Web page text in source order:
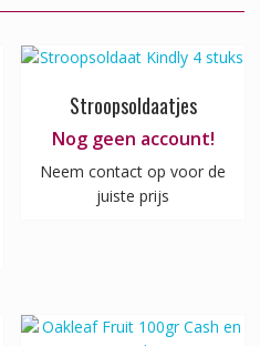
Stroopsoldaatjes
Nog geen account!
Neem contact op voor de
juiste prijs